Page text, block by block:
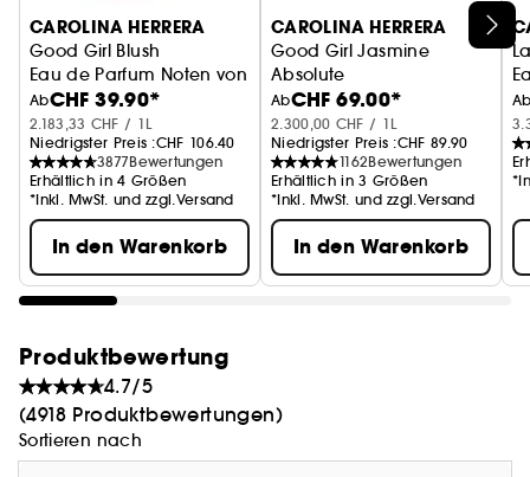
Weiblichkeit. Reichhaltig duftender Kakao und
berauschende Tonkabohne bringen die
geheimnisvolle Seite von Good Girl zum Ausdruck,
während Mandel und Kaffeenoten für kühne
Lebendigkeit sorgen.
EINE VERFÜHRERISCHE PERSÖNLICHKEIT
Der edle Stiletto-Flakon von Good Girl spiegelt die
seine Silhouette inspiriert haben. Genieße den
verführerischen Duft unseres ikonischen Good Girl
Duftes für immer mit dem umweltfreundlichen,
nachfüllbaren Flakon.
CAROLINA HERRERA
Good Girl Blush
Eau de Parfum Noten von Bergamotte, Ylang-Ylang &
AbCHF 39.90*
2.183,33 CHF / 1L
Niedrigster Preis :CHF 106.40
3877Bewertungen
Erhältlich in 4 Größen
*Inkl. MwSt. und zzgl.Versand
In den Warenkorb
CAROLINA HERRERA
Good Girl Jasmine
Absolute
Eau de Parfum
AbCHF 69.00*
2.300,00 CHF / 1L
Niedrigster Preis :CHF 89.90
1162Bewertungen
Erhältlich in 3 Größen
*Inkl. MwSt. und zzgl.Versand
In den Warenkorb
Produktbewertung
4.7/5
(4918 Produktbewertungen)
Sortieren nach